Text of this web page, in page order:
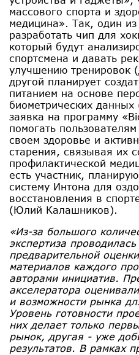
массового спорта и
медицина». Так, один
разработать чип для
который будут
спортсмена и давать
улучшению тренировок
другой планирует
питанием на основе
биометрических
заявка на программу
помогать
своем здоровье и
старения, связывая их
профилактической
есть участник,
систему Интона для
восстановления в
(Юлий Калашников).
«Из-за большого
экспертиза
предварительной
материалов каждого
авторами инициатив.
акселератора
и возможности рынка
Уровень готовности
них делает только
рынок, другая - уже
результатов. В рамках